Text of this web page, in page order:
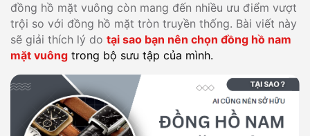
đồng hồ mặt vuông còn mang đến nhiều ưu điểm vượt
trội so với đồng hồ mặt tròn truyền thống. Bài viết này
sẽ giải thích lý do tại sao bạn nên chọn đồng hồ nam
mặt vuông trong bộ sưu tập của mình.